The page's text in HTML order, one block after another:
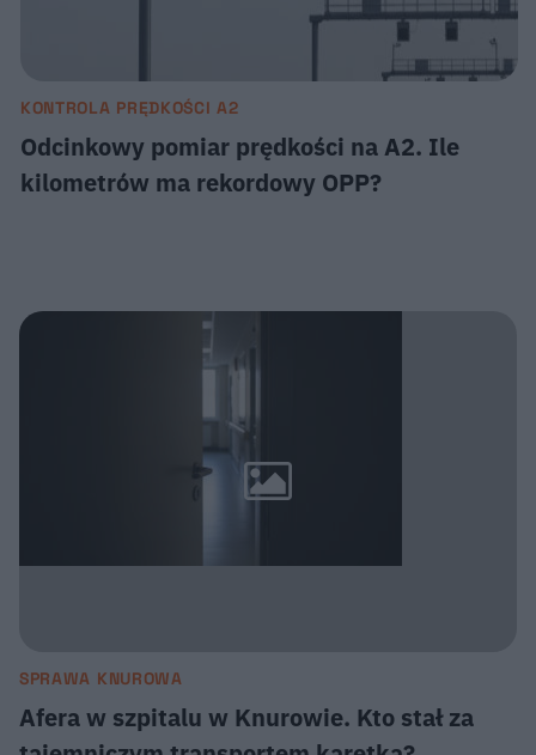
KONTROLA PRĘDKOŚCI A2
Odcinkowy pomiar prędkości na A2. Ile
kilometrów ma rekordowy OPP?
SPRAWA KNUROWA
Afera w szpitalu w Knurowie. Kto stał za